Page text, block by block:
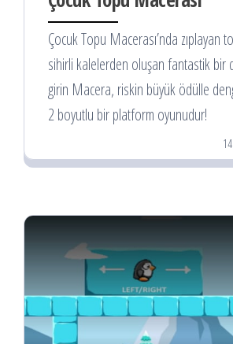
Çocuk Topu Macerası’nda zıplayan
sihirli kalelerden oluşan fantastik bir
girin Macera, riskin büyük ödülle
2 boyutlu bir platform oyunudur!